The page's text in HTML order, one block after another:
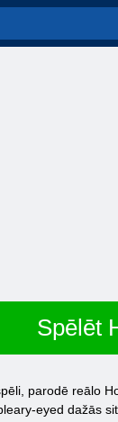
Spēlēt
parodē reālo
eyed dažās